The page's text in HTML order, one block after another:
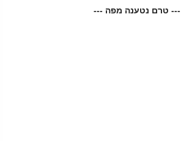
--- טרם נטענה מפה ---